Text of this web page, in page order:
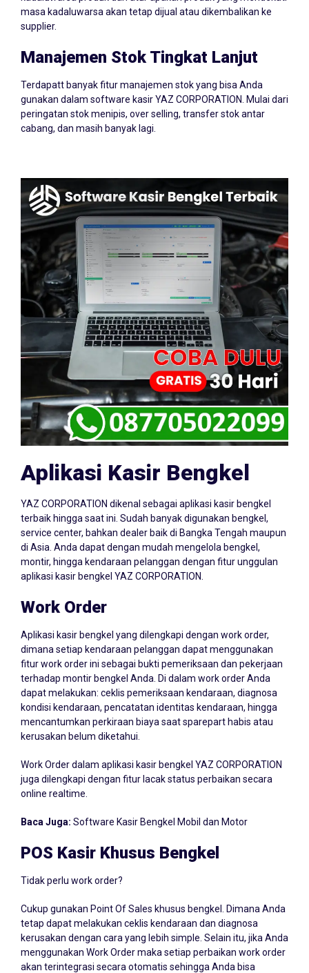
masa kadaluwarsa akan tetap dijual atau dikembalikan ke
supplier.
Manajemen Stok Tingkat Lanjut
Terdapatt banyak fitur manajemen stok yang bisa Anda
gunakan dalam software kasir YAZ CORPORATION. Mulai dari
peringatan stok menipis, over selling, transfer stok antar
cabang, dan masih banyak lagi.
Aplikasi Kasir Bengkel
YAZ CORPORATION dikenal sebagai aplikasi kasir bengkel
terbaik hingga saat ini. Sudah banyak digunakan bengkel,
service center, bahkan dealer baik di Bangka Tengah maupun
di Asia. Anda dapat dengan mudah mengelola bengkel,
montir, hingga kendaraan pelanggan dengan fitur unggulan
aplikasi kasir bengkel YAZ CORPORATION.
Work Order
Aplikasi kasir bengkel yang dilengkapi dengan work order,
dimana setiap kendaraan pelanggan dapat menggunakan
fitur work order ini sebagai bukti pemeriksaan dan pekerjaan
terhadap montir bengkel Anda. Di dalam work order Anda
dapat melakukan: ceklis pemeriksaan kendaraan, diagnosa
kondisi kendaraan, pencatatan identitas kendaraan, hingga
mencantumkan perkiraan biaya saat sparepart habis atau
kerusakan belum diketahui.
Work Order dalam aplikasi kasir bengkel YAZ CORPORATION
juga dilengkapi dengan fitur lacak status perbaikan secara
online realtime.
Baca Juga: Software Kasir Bengkel Mobil dan Motor
POS Kasir Khusus Bengkel
Tidak perlu work order?
Cukup gunakan Point Of Sales khusus bengkel. Dimana Anda
tetap dapat melakukan ceklis kendaraan dan diagnosa
kerusakan dengan cara yang lebih simple. Selain itu, jika Anda
menggunakan Work Order maka setiap perbaikan work order
akan terintegrasi secara otomatis sehingga Anda bisa